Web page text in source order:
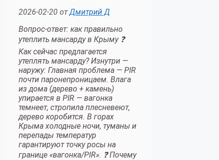
2026-02-20 отДмитрий Д
Вопрос-ответ: как правильно
утеплить мансарду в Крыму ❓
Как сейчас предлагается
утеплять мансарду? Изнутри —
наружу: Главная проблема — PIR
почти паронепроницаем. Влага
из дома (дерево + камень)
упирается в PIR — вагонка
темнеет, стропила плесневеют,
дерево коробится. В горах
Крыма холодные ночи, туманы и
перепады температур
гарантируют точку росы на
границе «вагонка/PIR». ❓ Почему